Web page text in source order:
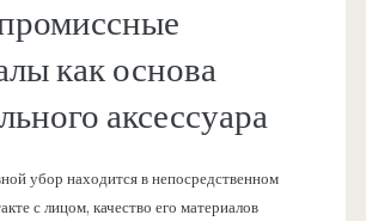
как основа
аксессуара
убор находится в непосредственном
с лицом, качество его материалов